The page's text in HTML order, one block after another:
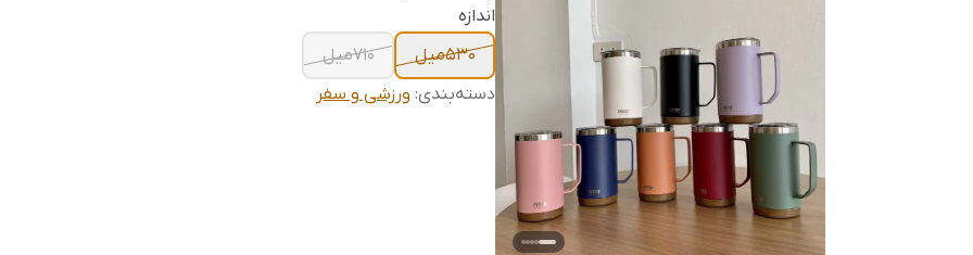
اندازه
530میل
710میل
دسته‌بندی: ورزشی و سفر